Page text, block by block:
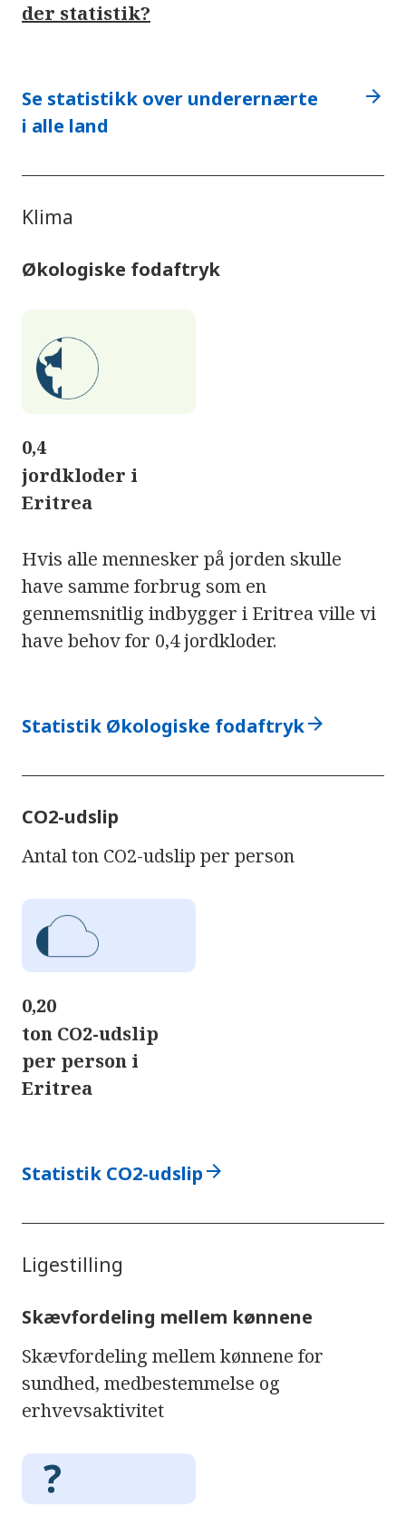
der statistik?
Se statistikk over underernærte
i alle land
arrow_forward
Klima
Økologiske fodaftryk
0,4
jordkloder i
Eritrea
Hvis alle mennesker på jorden skulle
have samme forbrug som en
gennemsnitlig indbygger i Eritrea ville vi
have behov for 0,4 jordkloder.
Statistik Økologiske fodaftrykarrow_forward
CO2-udslip
Antal ton CO2-udslip per person
0,20
ton CO2-udslip
per person i
Eritrea
Statistik CO2-udslip arrow_forward
Ligestilling
Skævfordeling mellem kønnene
Skævfordeling mellem kønnene for
sundhed, medbestemmelse og
erhvevsaktivitet